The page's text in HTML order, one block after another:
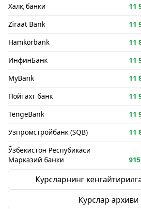
Халқ банки 11
Ziraat Bank 11
Hamkorbank 11
ИнфинБанк 11
MyBank 11
Пойтахт банк 11
TengeBank 11
Узпромстройбанк (SQB) 11
Ўзбекистон Респубикаси
Марказий банки
Курсларнинг
Курслар архиви